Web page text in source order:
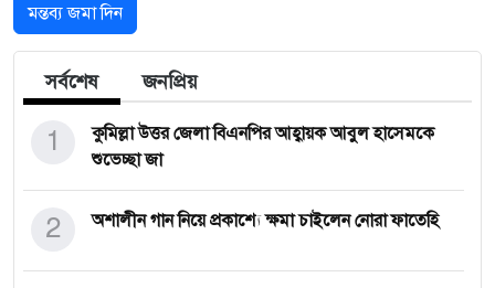
মন্তব্য জমা দিন
সর্বশেষ জনপ্রিয়
কুমিল্লা উত্তর জেলা বিএনপির আহ্বায়ক আবুল হাসেমকে
শুভেচ্ছা জা
1
অশালীন গান নিয়ে প্রকাশ্যে ক্ষমা চাইলেন নোরা ফাতেহি
2